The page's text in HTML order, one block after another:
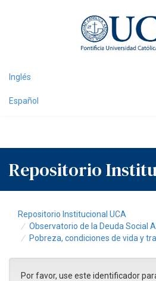
Inglés
Español
Repositorio
Repositorio Institucional UCA
Observatorio de la Deuda Social
Pobreza, condiciones de vida y
Por favor, use este identificador